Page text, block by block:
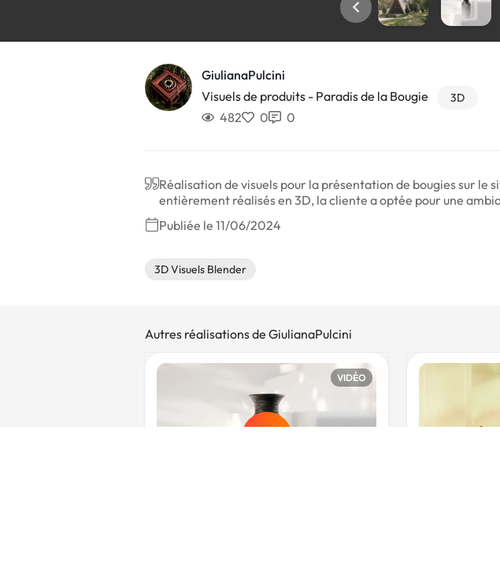
GiulianaPulcini
Visuels de produits - Paradis de la Bougie
3D
482 0 0
Réalisation de visuels pour la présentation de bougies sur le
entièrement réalisés en 3D, la cliente a optée pour une
Publiée le 11/06/2024
3D Visuels Blender
Autres réalisations de GiulianaPulcini
VIDÉO